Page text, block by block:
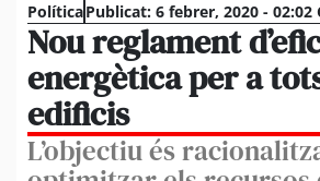
PolíticaPublicat: 6 febrer, 2020 - 02:02
Nou reglament
energètica per a
edificis
L’objectiu és